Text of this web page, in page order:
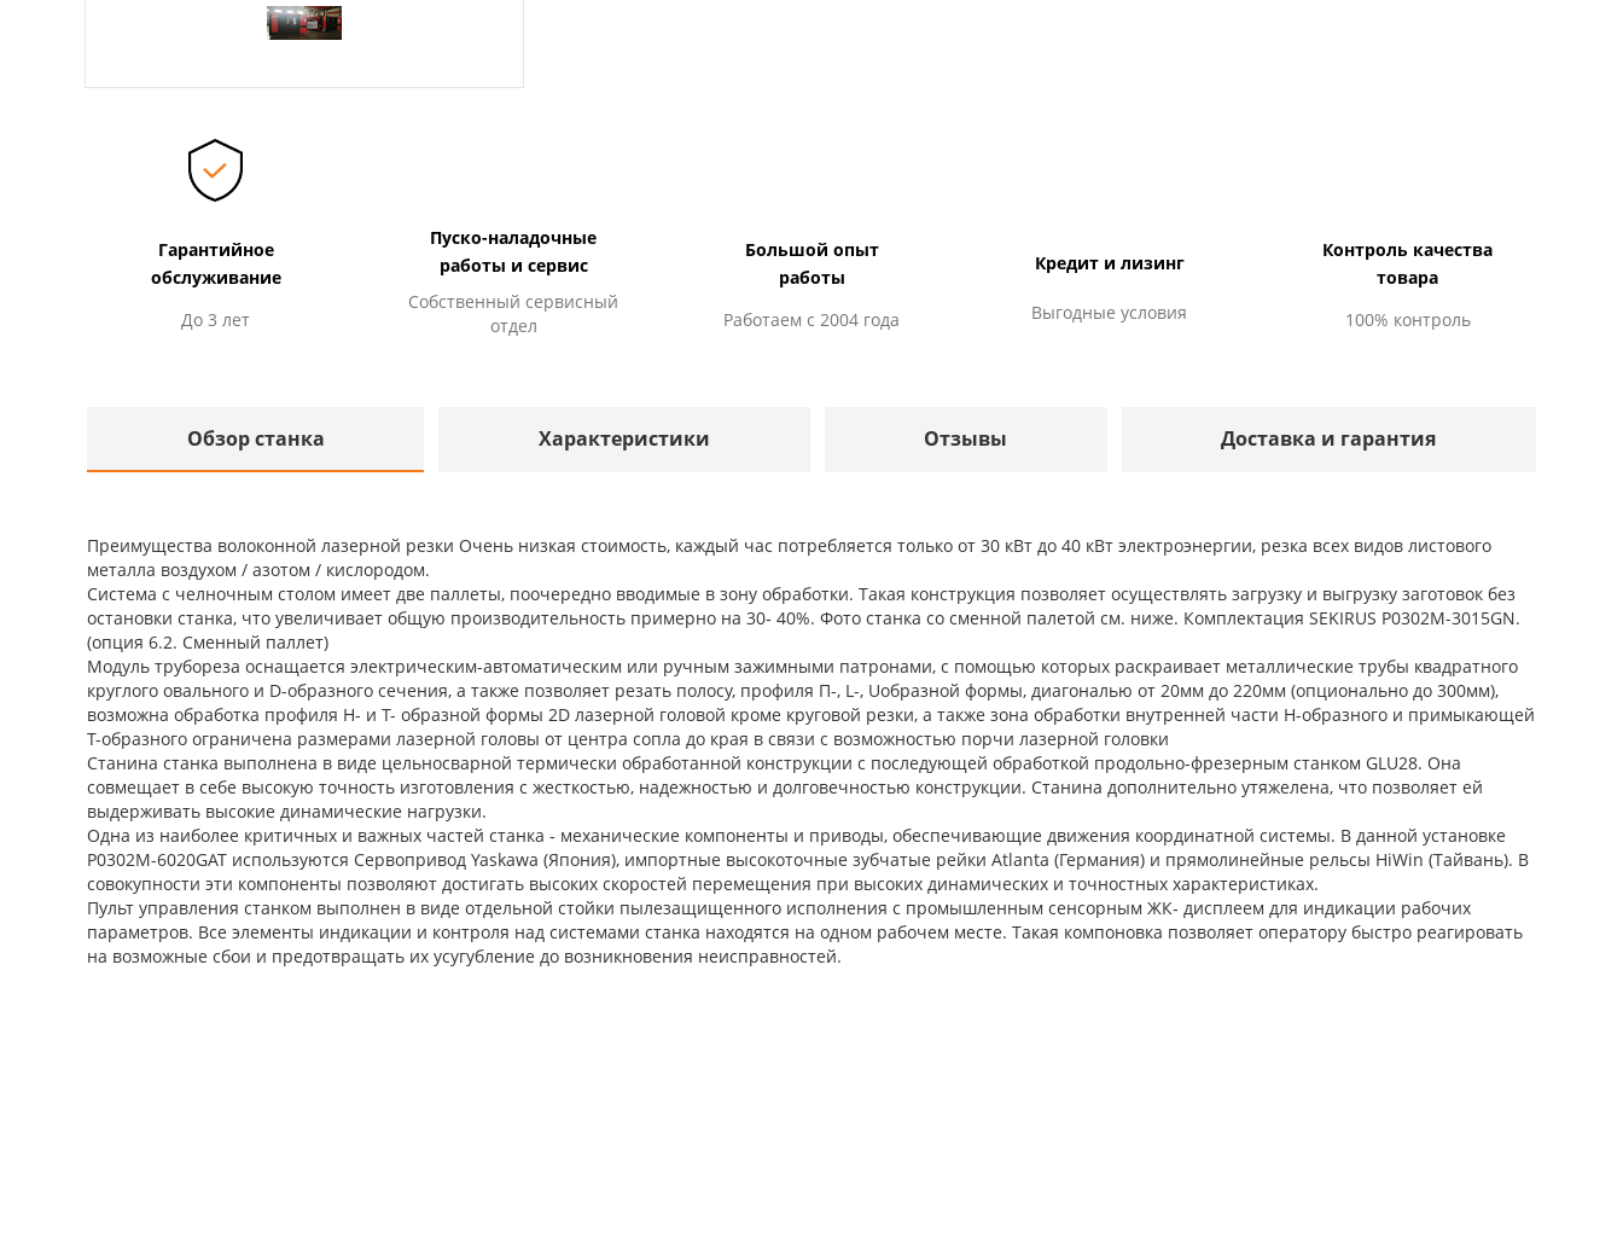
Гарантийное
обслуживание
До 3 лет
Пуско-наладочные
работы и сервис
Собственный сервисный
отдел
Большой опыт
работы
Работаем с 2004 года
Кредит и лизинг
Выгодные условия
Контроль качества
товара
100% контроль
Обзор станка Характеристики Отзывы Доставка и гарантия
Преимущества волоконной лазерной резки Очень низкая стоимость, каждый час потребляется только от 30 кВт до 40 кВт электроэнергии, резка всех видов листового
металла воздухом / азотом / кислородом.
Система с челночным столом имеет две паллеты, поочередно вводимые в зону обработки. Такая конструкция позволяет осуществлять загрузку и выгрузку заготовок без
остановки станка, что увеличивает общую производительность примерно на 30‐ 40%. Фото станка со сменной палетой см. ниже. Комплектация SEKIRUS P0302M-3015GN.
(опция 6.2. Сменный паллет)
Модуль трубореза оснащается электрическим-автоматическим или ручным зажимными патронами, с помощью которых раскраивает металлические трубы квадратного
круглого овального и D-образного сечения, а также позволяет резать полосу, профиля П-, L-, Uобразной формы, диагональю от 20мм до 220мм (опционально до 300мм),
возможна обработка профиля H- и T- образной формы 2D лазерной головой кроме круговой резки, а также зона обработки внутренней части Н-образного и примыкающей
Т-образного ограничена размерами лазерной головы от центра сопла до края в связи с возможностью порчи лазерной головки
Станина станка выполнена в виде цельносварной термически обработанной конструкции с последующей обработкой продольно-фрезерным станком GLU28. Она
совмещает в себе высокую точность изготовления с жесткостью, надежностью и долговечностью конструкции. Станина дополнительно утяжелена, что позволяет ей
выдерживать высокие динамические нагрузки.
Одна из наиболее критичных и важных частей станка ‐ механические компоненты и приводы, обеспечивающие движения координатной системы. В данной установке
P0302M-6020GAT используются Сервопривод Yaskawa (Япония), импортные высокоточные зубчатые рейки Atlanta (Германия) и прямолинейные рельсы HiWin (Тайвань). В
совокупности эти компоненты позволяют достигать высоких скоростей перемещения при высоких динамических и точностных характеристиках.
Пульт управления станком выполнен в виде отдельной стойки пылезащищенного исполнения с промышленным сенсорным ЖК‐ дисплеем для индикации рабочих
параметров. Все элементы индикации и контроля над системами станка находятся на одном рабочем месте. Такая компоновка позволяет оператору быстро реагировать
на возможные сбои и предотвращать их усугубление до возникновения неисправностей.